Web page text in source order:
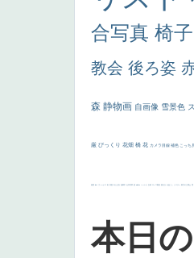
合写真 椅
教会 後ろ姿
森 静物画 自画像 雪景色
厳 びっくり 花畑 橋 花 カメラ目線 補色 こっち
画質 last ヴィーナス 剣 白人少女 食事中 山本芳翠 麦 alciato ハーレム 女神 ローマ教皇 奥行き 火起こし シスター 東方の三博士
本日